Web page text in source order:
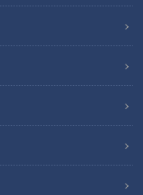
め
ーピー３分クッキング】